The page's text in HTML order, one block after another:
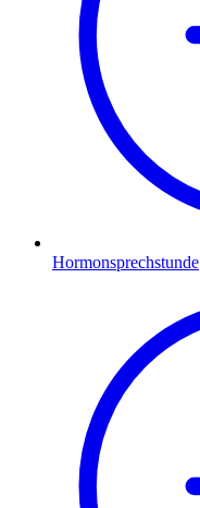
Hormonsprechstunde